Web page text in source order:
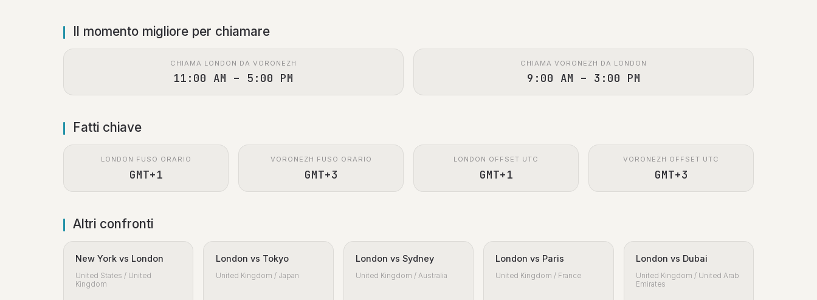
Il momento migliore per chiamare
CHIAMA LONDON DA VORONEZH
11:00 AM – 5:00 PM
CHIAMA VORONEZH DA LONDON
9:00 AM – 3:00 PM
Fatti chiave
LONDON FUSO ORARIO
GMT+1
VORONEZH FUSO ORARIO
GMT+3
LONDON OFFSET UTC
GMT+1
VORONEZH OFFSET UTC
GMT+3
Altri confronti
New York vs London
United States / United
Kingdom
London vs Tokyo
United Kingdom / Japan
London vs Sydney
United Kingdom / Australia
London vs Paris
United Kingdom / France
London vs Dubai
United Kingdom / United Arab
Emirates